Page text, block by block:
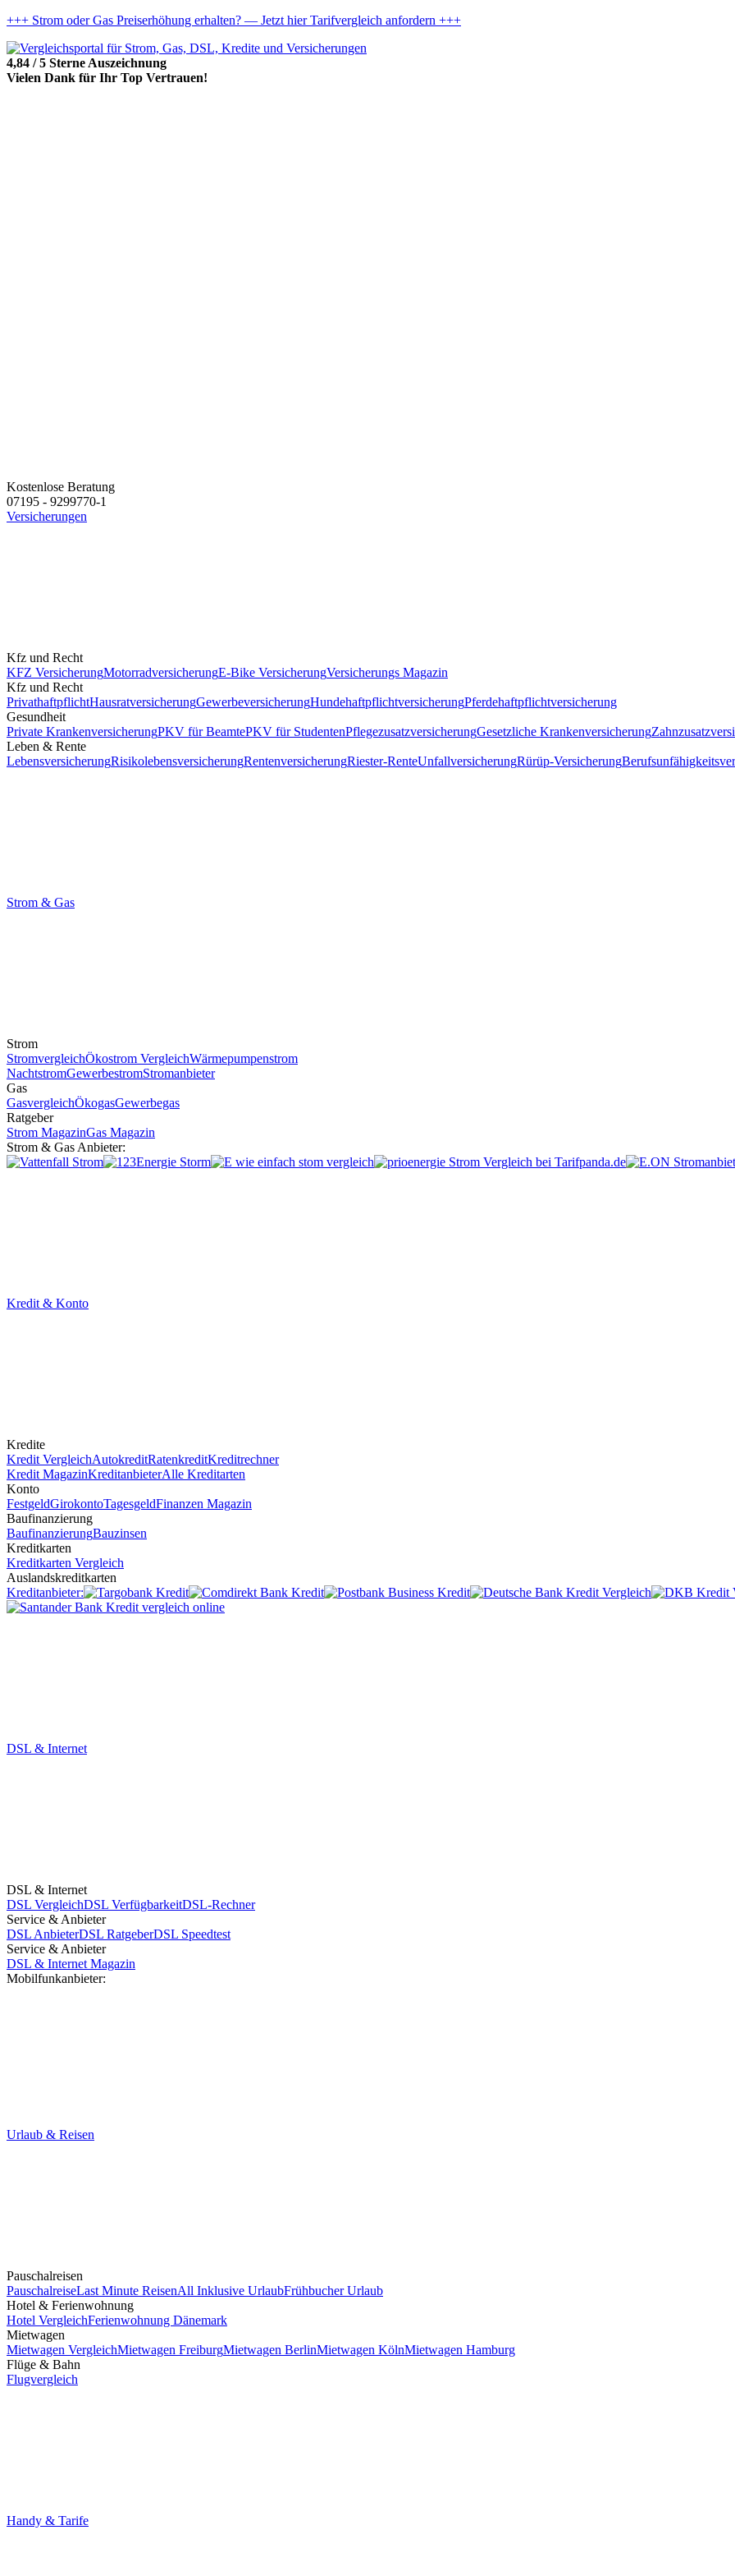
+++ Strom oder Gas Preiserhöhung erhalten? — Jetzt hier Tarifvergleich anfordern +++
4,84 / 5 Sterne Auszeichnung
Vielen Dank für Ihr Top Vertrauen!
Kostenlose Beratung
07195 - 9299770-1
Versicherungen
Kfz und Recht
KFZ VersicherungMotorradversicherungE-Bike VersicherungVersicherungs Magazin
Kfz und Recht
PrivathaftpflichtHausratversicherungGewerbeversicherungHundehaftpflichtversicherungPferdehaftpflichtversicherung
Gesundheit
Private KrankenversicherungPKV für BeamtePKV für StudentenPflegezusatzversicherungGesetzliche Krankenversicherung
Leben & Rente
LebensversicherungRisikolebensversicherungRentenversicherungRiester-RenteUnfallversicherungRürüp-Versicherung
Strom & Gas
Strom
StromvergleichÖkostrom VergleichWärmepumpenstrom
NachtstromGewerbestromStromanbieter
Gas
GasvergleichÖkogasGewerbegas
Ratgeber
Strom MagazinGas Magazin
Strom & Gas Anbieter:
Kredit & Konto
Kredite
Kredit VergleichAutokreditRatenkreditKreditrechner
Kredit MagazinKreditanbieterAlle Kreditarten
Konto
FestgeldGirokontoTagesgeldFinanzen Magazin
Baufinanzierung
BaufinanzierungBauzinsen
Kreditkarten
Kreditkarten Vergleich
Auslandskreditkarten
Kreditanbieter:
DSL & Internet
DSL & Internet
DSL VergleichDSL VerfügbarkeitDSL-Rechner
Service & Anbieter
DSL AnbieterDSL RatgeberDSL Speedtest
Service & Anbieter
DSL & Internet Magazin
Mobilfunkanbieter:
Urlaub & Reisen
Pauschalreisen
PauschalreiseLast Minute ReisenAll Inklusive UrlaubFrühbucher Urlaub
Hotel & Ferienwohnung
Hotel VergleichFerienwohnung Dänemark
Mietwagen
Mietwagen VergleichMietwagen FreiburgMietwagen BerlinMietwagen KölnMietwagen Hamburg
Flüge & Bahn
Flugvergleich
Handy & Tarife